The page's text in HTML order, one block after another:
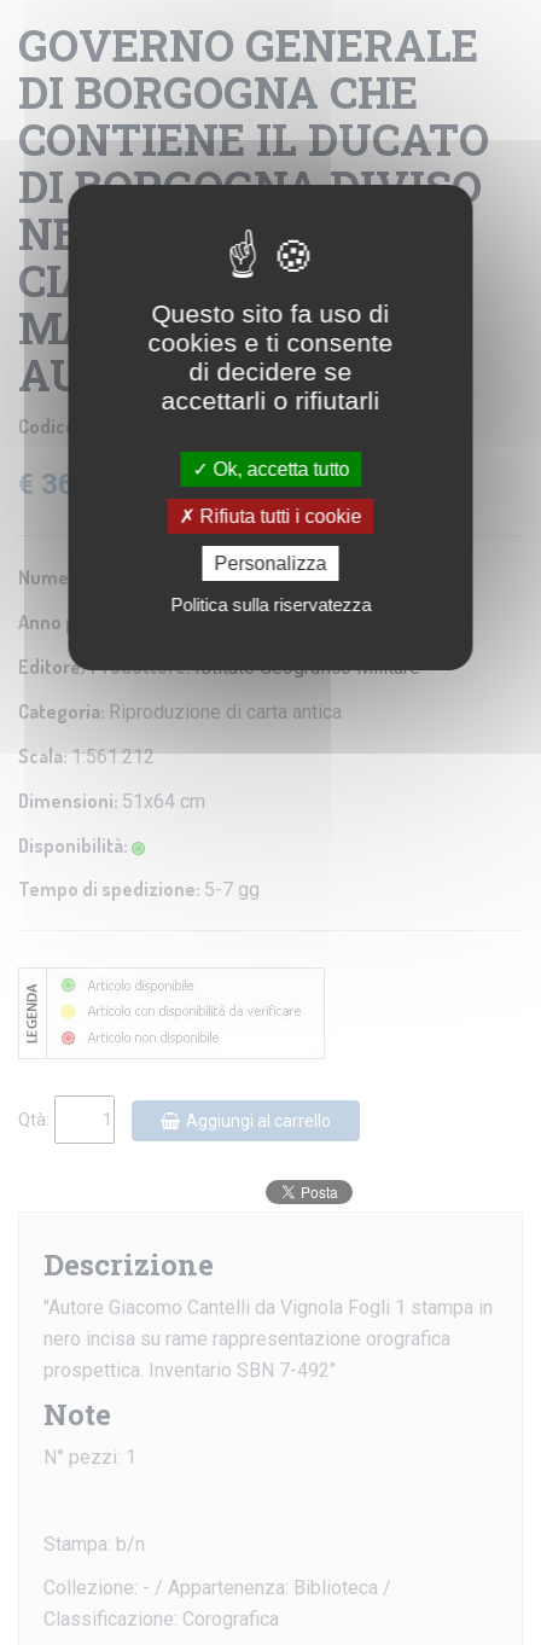
GOVERNO GENERALE
DI BORGOGNA CHE
CONTIENE IL DUCATO
DI BORGOGNA DIVISO
NEL DIGIONESE,
CIALONESE,
MACONESE,
AUTUNESE ETC...
Codice prodotto:
€ 36,60 IVA: 22% Inclusa
Numero Serie:
Anno pubblicazione:
Editore/Produttore:Istituto Geografico Militare
Categoria: Riproduzione di carta antica
Scala: 1:561.212
Dimensioni: 51x64 cm
Disponibilità:
Tempo di spedizione: 5-7 gg
Qtà: Aggiungi al carrello
Descrizione
"Autore Giacomo Cantelli da Vignola Fogli 1 stampa in
nero incisa su rame rappresentazione orografica
prospettica. Inventario SBN 7-492"
Note
N° pezzi: 1
Stampa: b/n
Collezione: - / Appartenenza: Biblioteca /
Classificazione: Corografica
Questo sito fa uso di
cookies e ti consente
di decidere se
accettarli o rifiutarli
Ok, accetta tutto
Rifiuta tutti i cookie
Personalizza
Politica sulla riservatezza